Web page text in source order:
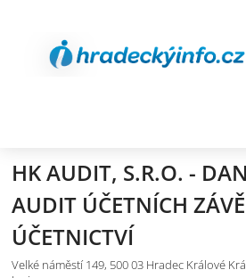
HK AUDIT, S.R.O. -
AUDIT ÚČETNÍCH
ÚČETNICTVÍ
Velké náměstí 149, 500 03 Hradec Králové